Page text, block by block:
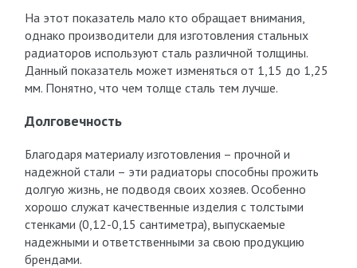
На этот показатель мало кто обращает внимания,
однако производители для изготовления стальных
радиаторов используют сталь различной толщины.
Данный показатель может изменяться от 1,15 до 1,25
мм. Понятно, что чем толще сталь тем лучше.
Долговечность
Благодаря материалу изготовления – прочной и
надежной стали – эти радиаторы способны прожить
долгую жизнь, не подводя своих хозяев. Особенно
хорошо служат качественные изделия с толстыми
стенками (0,12-0,15 сантиметра), выпускаемые
надежными и ответственными за свою продукцию
брендами.